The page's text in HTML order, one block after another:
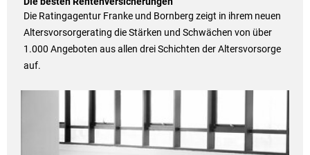
Die Ratingagentur Franke und Bornberg zeigt in ihrem neuen
Altersvorsorgerating die Stärken und Schwächen von über
1.000 Angeboten aus allen drei Schichten der Altersvorsorge
auf.